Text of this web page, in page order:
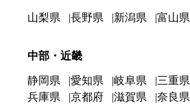
山梨県 長野県 新潟県 富山県
中部・近畿
静岡県 愛知県 岐阜県 三重県
兵庫県
京都府 滋賀県 奈良県